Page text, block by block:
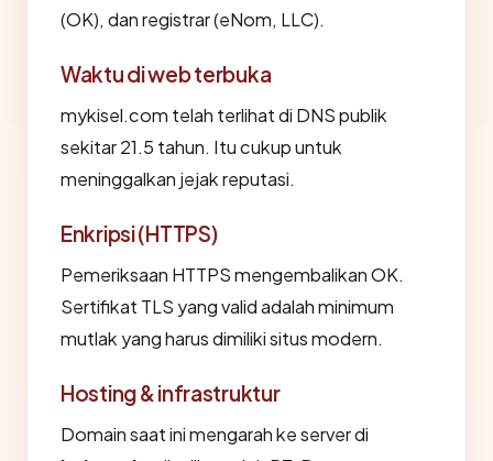
(OK), dan registrar (eNom, LLC).
Waktu di web terbuka
mykisel.com telah terlihat di DNS publik
sekitar 21.5 tahun. Itu cukup untuk
meninggalkan jejak reputasi.
Enkripsi (HTTPS)
Pemeriksaan HTTPS mengembalikan OK.
Sertifikat TLS yang valid adalah minimum
mutlak yang harus dimiliki situs modern.
Hosting & infrastruktur
Domain saat ini mengarah ke server di